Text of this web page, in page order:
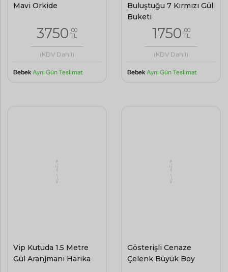
Mavi Orkide
3750 ,00
TL
(KDV Dahil)
BebekAynı Gün Teslimat
Buluştuğu 7 Kırmızı Gül
Buketi
1750 ,00
TL
(KDV Dahil)
BebekAynı Gün Teslimat
Vip Kutuda 1.5 Metre
Gül Aranjmanı Harika
Gösterişli Cenaze
Çelenk Büyük Boy